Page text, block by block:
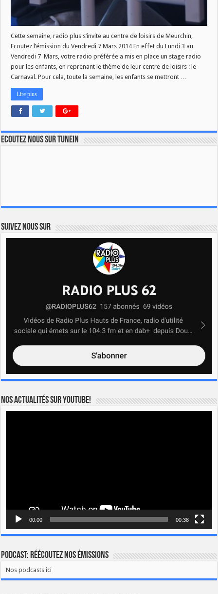
Cette semaine, radio plus s’invite au centre de loisirs de Meurchin,
Ecoutez l’émission du Vendredi 7 Mars 2014 En effet du Lundi 3 au
Vendredi 7 Mars, votre radio préférée a mis en place un stage radio
pour les enfants, en reprenant le thème de leur centre de loisirs : le
Carnaval. Pour cela, toute la semaine, les enfants se mettront …
Lire plus
Ecoutez nous sur TuneIn
Suivez nous sur
Nos actualités sur YOUTUBE!
00:00 00:38
Podcast: Réécoutez nos émissions
Nos podcasts ici